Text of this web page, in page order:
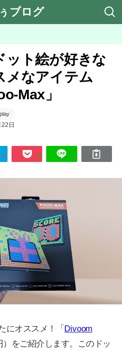
ブログ
ット絵が好きな
メなアイテム
Max」
日
にオススメ！「 Divoom
）をご紹介します。このドッ